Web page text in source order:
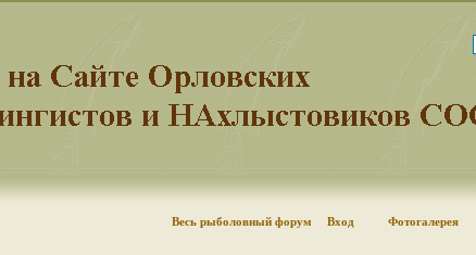
Весь рыболовный форум Вход Фотогалерея